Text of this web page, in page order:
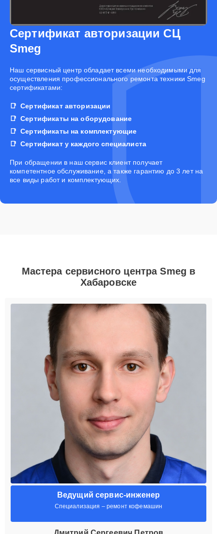
Сертификат авторизации СЦ
Smeg
Наш сервисный центр обладает всеми необходимыми для
осуществления профессионального ремонта техники Smeg
сертификатами:
Сертификат авторизации
Сертификаты на оборудование
Сертификаты на комплектующие
Сертификат у каждого специалиста
При обращении в наш сервис клиент получает
компетентное обслуживание, а также гарантию до 3 лет на
все виды работ и комплектующих.
Мастера сервисного центра Smeg в
Хабаровске
Ведущий сервис-инженер
Специализация – ремонт кофемашин